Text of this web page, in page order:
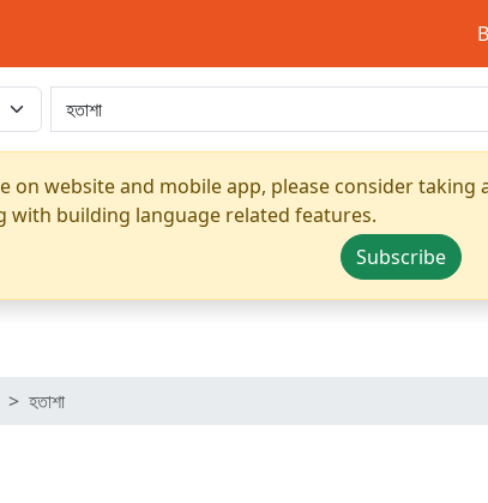
on website and mobile app, please consider
with building language related features.
Subscribe
হতাশা